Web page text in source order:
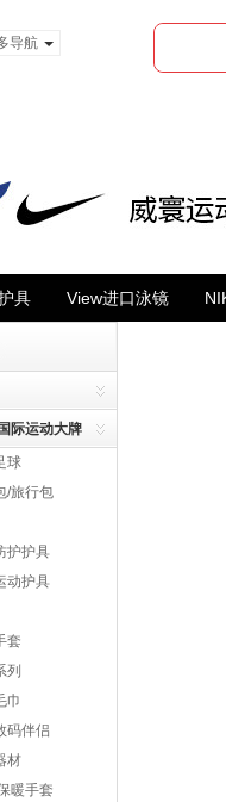
导航
具 View进口泳镜
际运动大牌
球
/旅行包
护护具
动护具
套
列
巾
码伴侣
材
暖手套